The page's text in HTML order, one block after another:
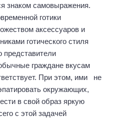
знаком самовыражения.
готики
аксессуаров и
готического стиля
представители
граждане вкусам
При этом, ими не
окружающих,
в свой образ яркую
с этой задачей